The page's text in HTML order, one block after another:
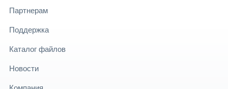
Партнерам
Поддержка
Каталог файлов
Новости